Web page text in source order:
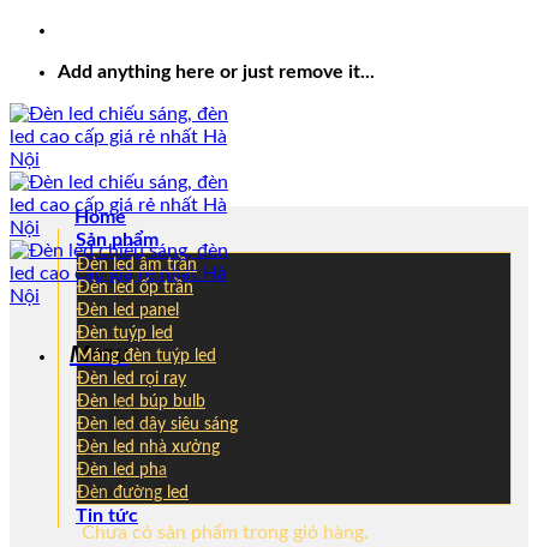
Add anything here or just remove it...
Chưa có sản phẩm trong giỏ hàng.
Home
Sản phẩm
Đèn led âm trần
Đèn led ốp trần
Đèn led panel
Đèn tuýp led
Máng đèn tuýp led
Đèn led rọi ray
Đèn led búp bulb
Đèn led dây siêu sáng
Đèn led nhà xưởng
Đèn led pha
Đèn đường led
Tin tức